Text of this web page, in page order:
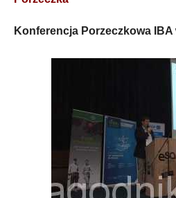
Konferencja Porzeczkowa IBA